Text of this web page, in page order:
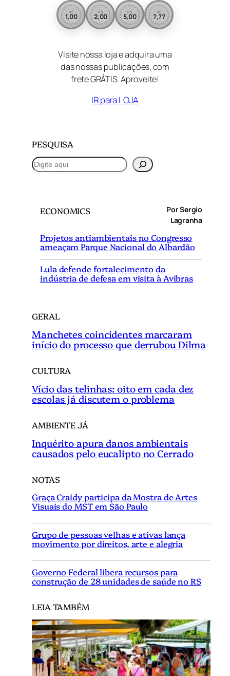
R$
1,00
R$
2,00
R$
5,00
R$
?,??
Visite nossa loja e adquira uma
das nossas publicações, com
frete GRÁTIS. Aproveite!
IR para LOJA
PESQUISA
P
e
ECONOMICS
Por Sergio
Lagranha
Projetos antiambientais no Congresso
ameaçam Parque Nacional do Albardão
Lula defende fortalecimento da
indústria de defesa em visita à Avibras
GERAL
Manchetes coincidentes marcaram
início do processo que derrubou Dilma
CULTURA
Vício das telinhas: oito em cada dez
escolas já discutem o problema
AMBIENTE JÁ
Inquérito apura danos ambientais
causados pelo eucalipto no Cerrado
NOTAS
Graça Craidy participa da Mostra de Artes
Visuais do MST em São Paulo
Grupo de pessoas velhas e ativas lança
movimento por direitos, arte e alegria
Governo Federal libera recursos para
construção de 28 unidades de saúde no RS
LEIA TAMBÉM